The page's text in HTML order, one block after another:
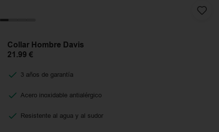
Collar Hombre Davis
21.99 €
3 años de garantía
Acero inoxidable antialérgico
Resistente al agua y al sudor